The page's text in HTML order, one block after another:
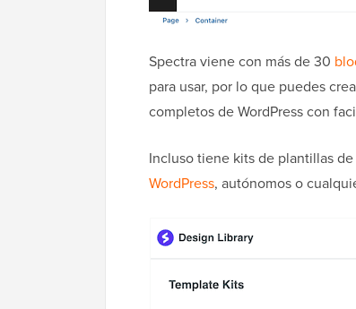
Spectra viene con más de 30
para usar, por lo que puedes
completos de WordPress con
Incluso tiene kits de plantillas
WordPress, autónomos o